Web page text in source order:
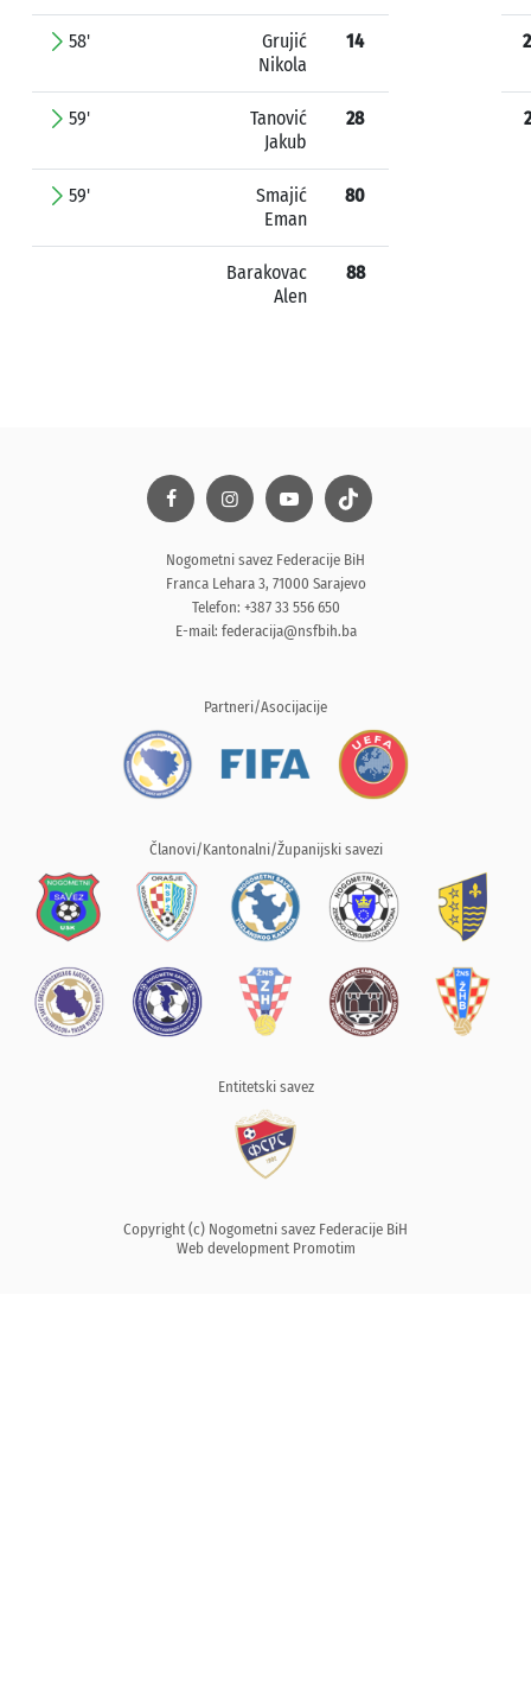
58'
Grujić
Nikola
14
59'
Tanović
Jakub
28
59'
Smajić
Eman
80
Barakovac
Alen
88
Nogometni savez Federacije BiH
Franca Lehara 3, 71000 Sarajevo
Telefon: +387 33 556 650
E-mail: federacija@nsfbih.ba
Partneri/Asocijacije
Članovi/Kantonalni/Županijski savezi
Entitetski savez
Copyright (c) Nogometni savez Federacije BiH
Web development Promotim